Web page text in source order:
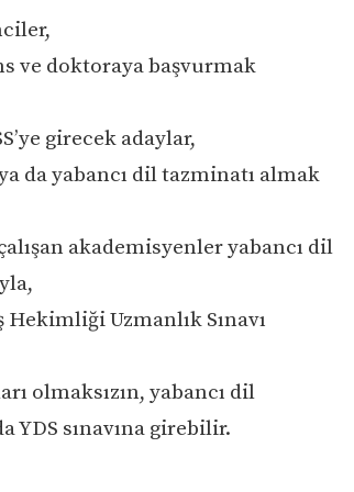
ve doktoraya başvurmak
girecek adaylar,
da yabancı dil tazminatı almak
akademisyenler yabancı dil
Hekimliği Uzmanlık Sınavı
olmaksızın, yabancı dil
YDS sınavına girebilir.